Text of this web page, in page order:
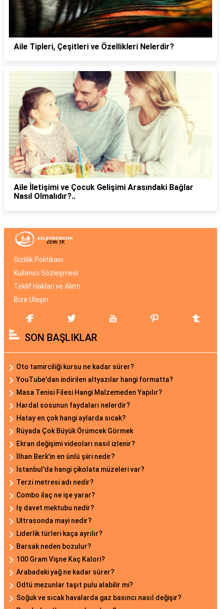
Aile Tipleri, Çeşitleri ve Özellikleri Nelerdir?
Aile İletişimi ve Çocuk Gelişimi Arasındaki Bağlar
Nasıl Olmalıdır?..
Gizlilik Politikası
Kullanıcı Sözleşmesi
Teklif Hakları ve Alıntı
Bize Ulaşın
SON BAŞLIKLAR
Oto tamirciliği kursu ne kadar sürer?
YouTube'dan indirilen altyazılar hangi formatta?
Masa Tenisi Filesi Hangi Malzemeden Yapılır?
Hardal sosunun faydaları nelerdir?
Hatay en çok hangi aylarda sıcak?
Rüyada Çok Büyük Örümcek Görmek
Ekran değişimi videoları nasıl izlenir?
İlhan Berk'in en ünlü şiiri nedir?
İstanbul'da hangi çikolata müzeleri var?
Terzi metresi adı nedir?
Combo ilaç ne işe yarar?
Iş davet mektubu nedir?
Ultrasonda mayi nedir?
Liderlik türleri kaça ayrılır?
Barsak neden bozulur?
100 Gram Vişne Kaç Kalori?
Arabadaki yağ ne kadar sürer?
Odtü mezunlar taşıt pulu alabilir mi?
Soğuk ve sıcak havalarda gaz basıncı nasıl değişir?